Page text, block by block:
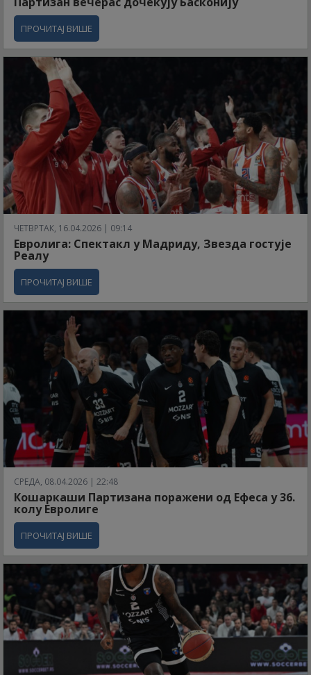
ПРОЧИТАЈ ВИШЕ
ЧЕТВРТАК, 16.04.2026 | 09:14
Евролига: Спектакл у Мадриду, Звезда гостује
Реалу
ПРОЧИТАЈ ВИШЕ
СРЕДА, 08.04.2026 | 22:48
Кошаркаши Партизана поражени од Ефеса у 36.
колу Евролиге
ПРОЧИТАЈ ВИШЕ